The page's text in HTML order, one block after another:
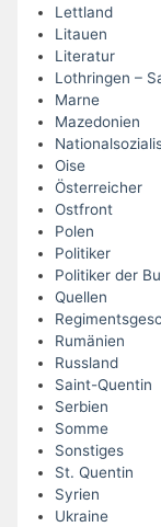
Lettland
Litauen
Literatur
Lothringen –
Marne
Mazedonien
Oise
Österreicher
Ostfront
Polen
Politiker
Politiker der
Quellen
Rumänien
Russland
Saint-Quentin
Serbien
Somme
Sonstiges
St. Quentin
Syrien
Ukraine